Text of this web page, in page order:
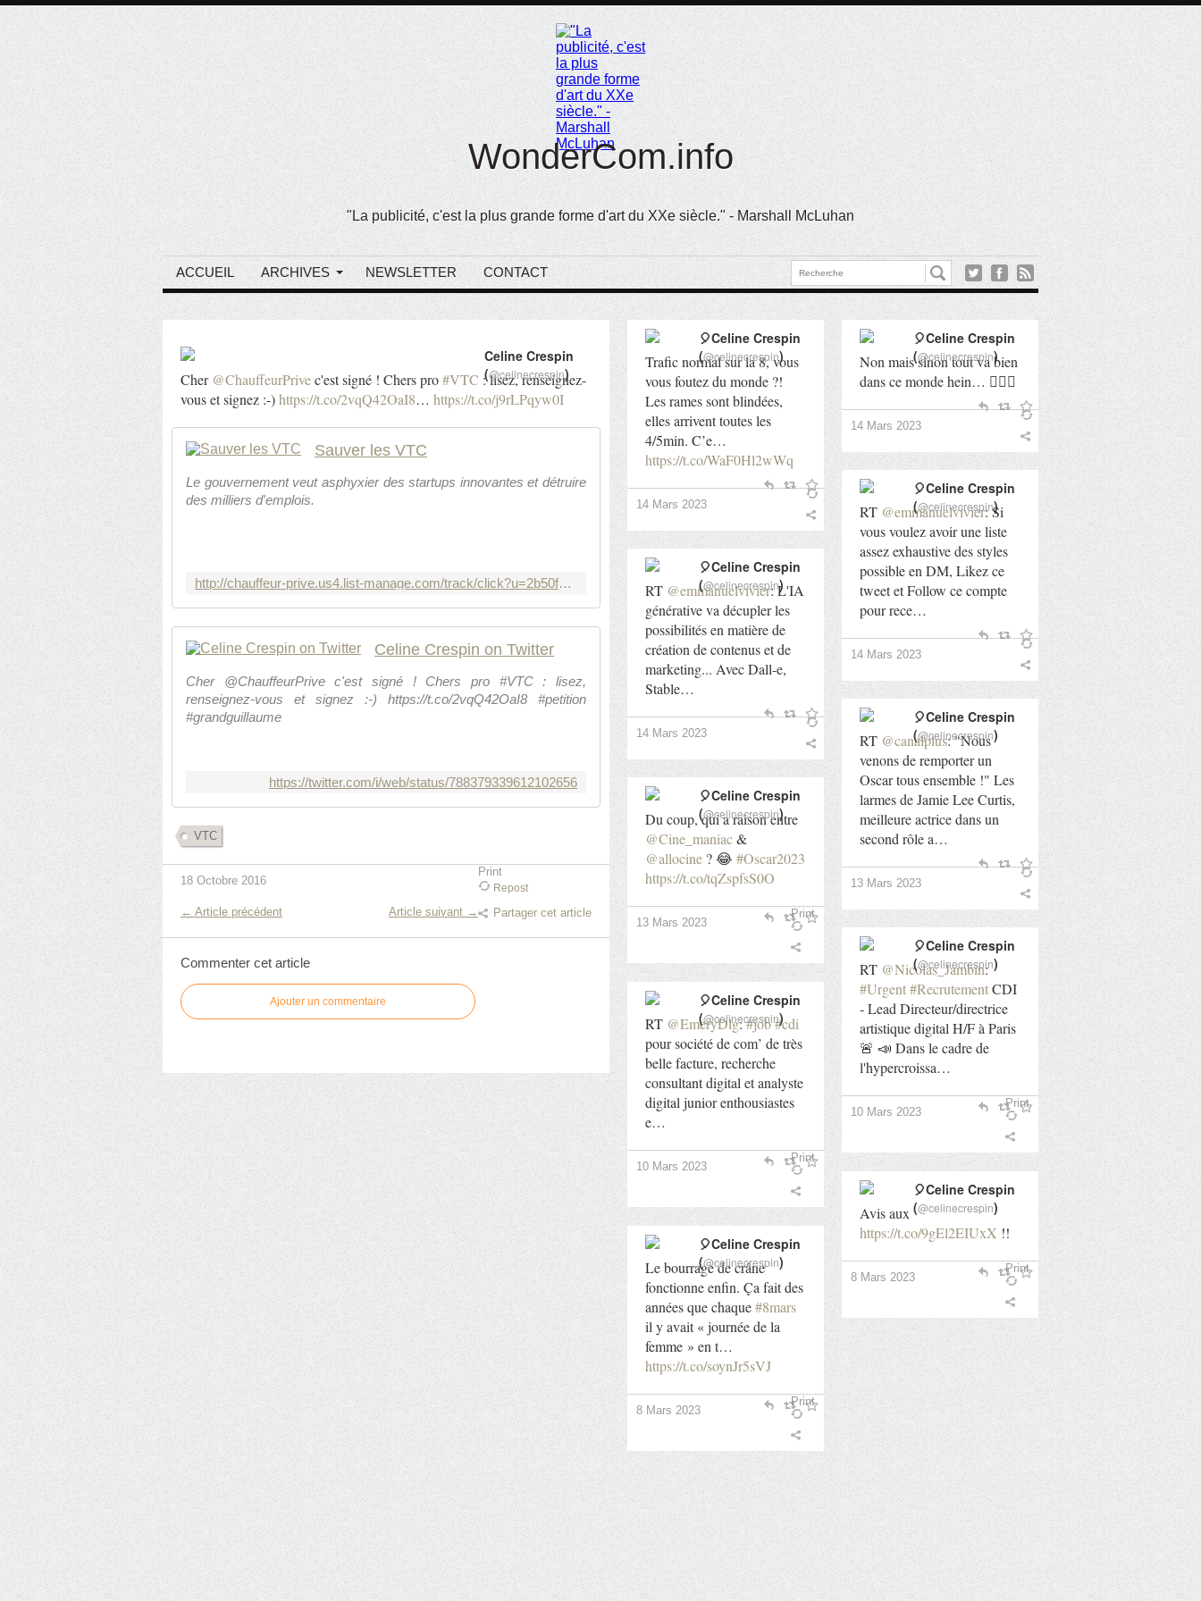
WonderCom.info
"La publicité, c'est la plus grande forme d'art du XXe siècle." - Marshall McLuhan
ACCUEIL ARCHIVES NEWSLETTER CONTACT
Cher @ChauffeurPrivec'est signé ! Chers pro#VTC : lisez, renseignez-
vous et signez :-)https://t.co/2vqQ42OaI8… https://t.co/j9rLPqyw0I
Celine Crespin
(@celinecrespin)
Sauver les VTC
Le gouvernement veut asphyxier des startups innovantes et détruire
des milliers d'emplois.
http://chauffeur-prive.us4.list-manage.com/track/click?u=2b50f66ca54ac9e59a01934b0&id=9755a4326a&e=49f28d58b5
Celine Crespin on Twitter
Cher @ChauffeurPrive c'est signé ! Chers pro #VTC : lisez,
renseignez-vous et signez :-) https://t.co/2vqQ42OaI8 #petition
#grandguillaume
https://twitter.com/i/web/status/788379339612102656
VTC
18 Octobre 2016
Print
Repost
Partager cet article
← Article précédent Article suivant →
Commenter cet article
Ajouter un commentaire
Trafic normal sur la 8, vous
vous foutez du monde ?!
Les rames sont blindées,
elles arrivent toutes les
4/5min. C’e…
https://t.co/WaF0Hl2wWq
🎈Celine Crespin
(@celinecrespin)
14 Mars 2023
Non mais sinon tout va bien
dans ce monde hein… 🤦🏻‍♀️
🎈Celine Crespin
(@celinecrespin)
14 Mars 2023
RT @emmanuelvivier: Si
vous voulez avoir une liste
assez exhaustive des styles
possible en DM, Likez ce
tweet et Follow ce compte
pour rece…
🎈Celine Crespin
(@celinecrespin)
14 Mars 2023
RT @emmanuelvivier: L'IA
générative va décupler les
possibilités en matière de
création de contenus et de
marketing... Avec Dall-e,
Stable…
🎈Celine Crespin
(@celinecrespin)
14 Mars 2023 RT @canalplus: "Nous
venons de remporter un
Oscar tous ensemble !" Les
larmes de Jamie Lee Curtis,
meilleure actrice dans un
second rôle a…
🎈Celine Crespin
(@celinecrespin)
13 Mars 2023
Du coup, qui a raison entre
@Cine_maniac&
@allocine ? 😂 #Oscar2023
https://t.co/tqZspfsS0O
🎈Celine Crespin
(@celinecrespin)
13 Mars 2023
Print
RT @Nicolas_Jambin:
#Urgent#RecrutementCDI
- Lead Directeur/directrice
artistique digital H/F à Paris
🚨 📣 Dans le cadre de
l'hypercroissa…
🎈Celine Crespin
(@celinecrespin)
10 Mars 2023
Print
RT @EmeryDlg:#job#cdi
pour société de com’ de très
belle facture, recherche
consultant digital et analyste
digital junior enthousiastes
e…
🎈Celine Crespin
(@celinecrespin)
10 Mars 2023
Print
Avis aux
https://t.co/9gEl2EIUxX !!
🎈Celine Crespin
(@celinecrespin)
8 Mars 2023
Print
Le bourrage de crâne
fonctionne enfin. Ça fait des
années que chaque#8mars
il y avait « journée de la
femme » en t…
https://t.co/soynJr5sVJ
🎈Celine Crespin
(@celinecrespin)
8 Mars 2023
Print